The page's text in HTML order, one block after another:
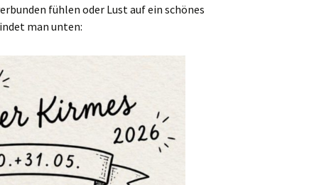
fühlen oder Lust auf ein schönes
man unten: